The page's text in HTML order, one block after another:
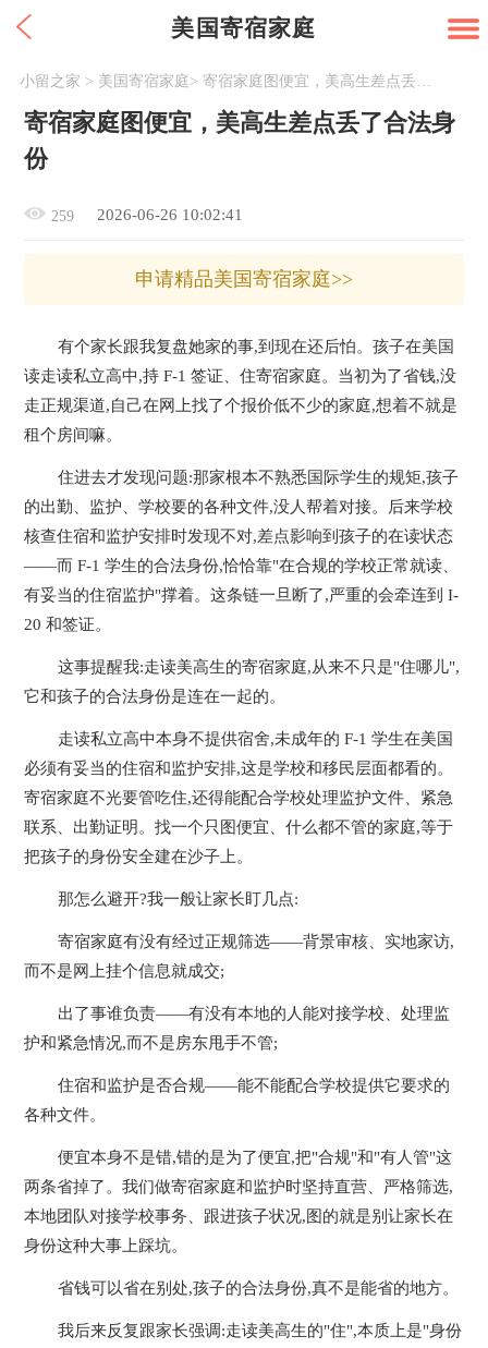
美国寄宿家庭
小留之家 > 美国寄宿家庭>
寄宿家庭图便宜，美高生差点丢了合法身
份
259 2026-06-26 10:02:41
申请精品美国寄宿家庭>>
有个家长跟我复盘她家的事,到现在还后怕。孩子在美国
读走读私立高中,持 F-1 签证、住寄宿家庭。当初为了省钱,没
走正规渠道,自己在网上找了个报价低不少的家庭,想着不就是
租个房间嘛。
住进去才发现问题:那家根本不熟悉国际学生的规矩,孩子
的出勤、监护、学校要的各种文件,没人帮着对接。后来学校
核查住宿和监护安排时发现不对,差点影响到孩子的在读状态
——而 F-1 学生的合法身份,恰恰靠"在合规的学校正常就读、
有妥当的住宿监护"撑着。这条链一旦断了,严重的会牵连到 I-
20 和签证。
这事提醒我:走读美高生的寄宿家庭,从来不只是"住哪儿",
它和孩子的合法身份是连在一起的。
走读私立高中本身不提供宿舍,未成年的 F-1 学生在美国
必须有妥当的住宿和监护安排,这是学校和移民层面都看的。
寄宿家庭不光要管吃住,还得能配合学校处理监护文件、紧急
联系、出勤证明。找一个只图便宜、什么都不管的家庭,等于
把孩子的身份安全建在沙子上。
那怎么避开?我一般让家长盯几点:
寄宿家庭有没有经过正规筛选——背景审核、实地家访,
而不是网上挂个信息就成交;
出了事谁负责——有没有本地的人能对接学校、处理监
护和紧急情况,而不是房东甩手不管;
住宿和监护是否合规——能不能配合学校提供它要求的
各种文件。
便宜本身不是错,错的是为了便宜,把"合规"和"有人管"这
两条省掉了。我们做寄宿家庭和监护时坚持直营、严格筛选,
本地团队对接学校事务、跟进孩子状况,图的就是别让家长在
身份这种大事上踩坑。
省钱可以省在别处,孩子的合法身份,真不是能省的地方。
我后来反复跟家长强调:走读美高生的"住",本质上是"身份